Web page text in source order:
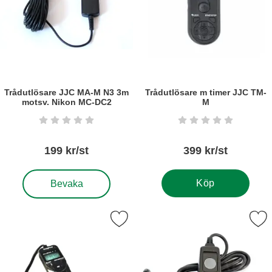
Trådutlösare JJC MA-M N3 3m
motsv. Nikon MC-DC2
Art. nr6263 Betyg: 0 stjärnor av 5
199 kr/st
Bevaka
, Trådutlösare JJC MA-M N3 3m motsv. Nikon MC-DC2
Trådutlösare m timer JJC TM-
M
Art. nr6317 Betyg: 0 stjärnor
399 kr/st
Köp
trådutlösare m timer MC-N3 motsv. MC-36 som favorit
Markera trådutlösare RS-N3